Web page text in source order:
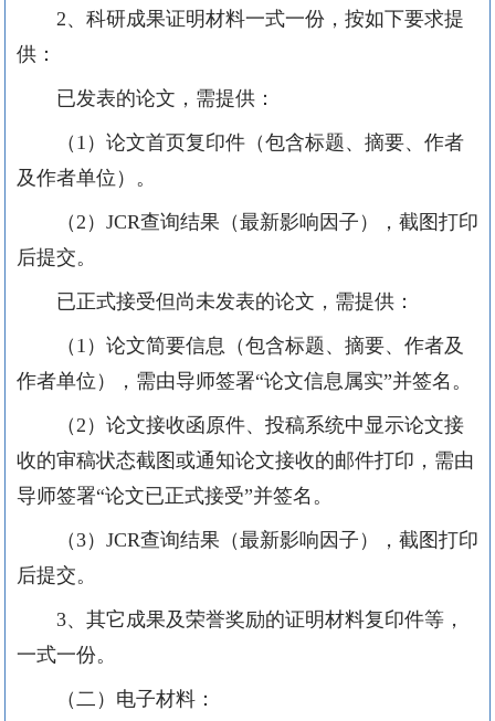
2、科研成果证明材料一式一份，按如下要求提
供：
已发表的论文，需提供：
（ 1）论文首页复印件（包含标题、摘要、作者
及作者单位）。
（ 2）JCR查询结果（最新影响因子），截图打印
后提交。
已正式接受但尚未发表的论文，需提供：
（ 1）论文简要信息（包含标题、摘要、作者及
作者单位），需由导师签署“论文信息属实”并签名。
（ 2）论文接收函原件、投稿系统中显示论文接
收的审稿状态截图或通知论文接收的邮件打印，需由
导师签署“论文已正式接受”并签名。
（3）JCR查询结果（最新影响因子），截图打印
后提交。
3、其它成果及荣誉奖励的证明材料复印件等，
一式一份。
（二）电子材料：